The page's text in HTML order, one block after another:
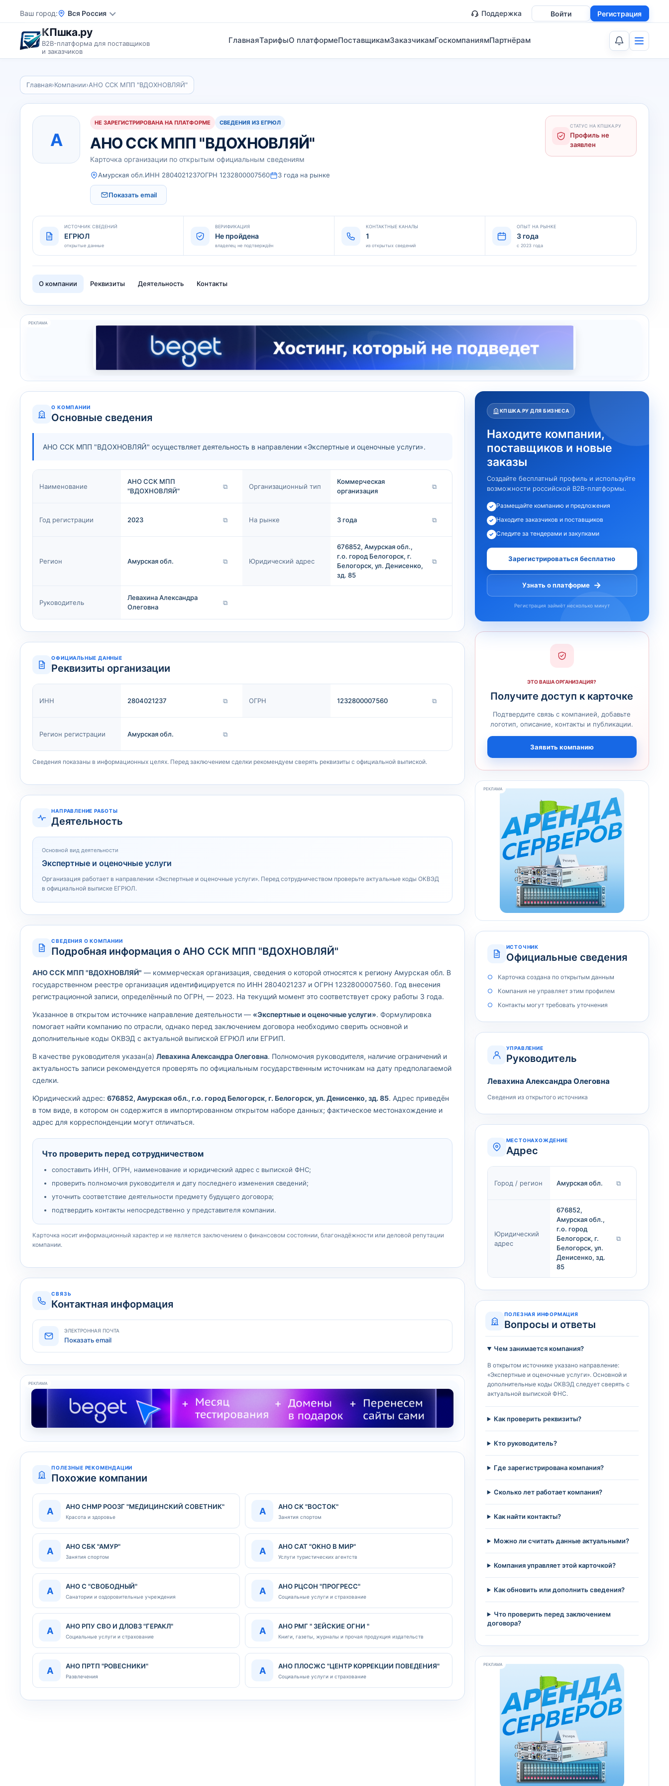
Ваш город Вся Россия Войти Регистрация
Поддержка
КПшка.ру
B2B-платформа для поставщиков
и заказчиков
ГлавнаяТарифыО платформеПоставщикамЗаказчикамГоскомпаниямПартнёрам
Главная›Компании›АНО ССК МПП "ВДОХНОВЛЯЙ"
А
НЕ ЗАРЕГИСТРИРОВАНА НА ПЛАТФОРМЕ СВЕДЕНИЯ ИЗ ЕГРЮЛ
АНО ССК МПП "ВДОХНОВЛЯЙ"
Карточка организации по открытым официальным сведениям
Амурская обл.ИНН 2804021237ОГРН 1232800007560 3 года на рынке
Показать email
СТАТУС НА КПШКА.РУ
Профиль не
заявлен
ИСТОЧНИК СВЕДЕНИЙ
ЕГРЮЛ
открытые данные
ВЕРИФИКАЦИЯ
Не пройдена
владелец не подтверждён
КОНТАКТНЫЕ КАНАЛЫ
1
из открытых сведений
ОПЫТ НА РЫНКЕ
3 года
с 2023 года
О компании Реквизиты Деятельность Контакты
РЕКЛАМА
О КОМПАНИИ
Основные сведения
АНО ССК МПП "ВДОХНОВЛЯЙ" осуществляет деятельность в направлении «Экспертные и оценочные услуги».
Наименование
АНО ССК МПП
"ВДОХНОВЛЯЙ"
⧉ Организационный тип
Коммерческая
организация
⧉
Год регистрации 2023 ⧉ На рынке 3 года ⧉
Регион Амурская обл. ⧉ Юридический адрес
676852, Амурская обл.,
г.о. город Белогорск, г.
Белогорск, ул. Денисенко,
зд. 85
⧉
Руководитель
Левахина Александра
Олеговна
⧉
ОФИЦИАЛЬНЫЕ ДАННЫЕ
Реквизиты организации
ИНН 2804021237 ⧉ ОГРН 1232800007560 ⧉
Регион регистрации Амурская обл. ⧉
Сведения показаны в информационных целях. Перед заключением сделки рекомендуем сверять реквизиты с официальной выпиской.
НАПРАВЛЕНИЕ РАБОТЫ
Деятельность
Основной вид деятельности
Экспертные и оценочные услуги
Организация работает в направлении «Экспертные и оценочные услуги». Перед сотрудничеством проверьте актуальные коды ОКВЭД
в официальной выписке ЕГРЮЛ.
СВЕДЕНИЯ О КОМПАНИИ
Подробная информация о АНО ССК МПП "ВДОХНОВЛЯЙ"
АНО ССК МПП "ВДОХНОВЛЯЙ" — коммерческая организация, сведения о которой относятся к региону Амурская обл. В
государственном реестре организация идентифицируется по ИНН 2804021237 и ОГРН 1232800007560. Год внесения
регистрационной записи, определённый по ОГРН, — 2023. На текущий момент это соответствует сроку работы 3 года.
Указанное в открытом источнике направление деятельности — «Экспертные и оценочные услуги». Формулировка
помогает найти компанию по отрасли, однако перед заключением договора необходимо сверить основной и
дополнительные коды ОКВЭД с актуальной выпиской ЕГРЮЛ или ЕГРИП.
В качестве руководителя указан(а)Левахина Александра Олеговна. Полномочия руководителя, наличие ограничений и
актуальность записи рекомендуется проверять по официальным государственным источникам на дату предполагаемой
сделки.
Юридический адрес:676852, Амурская обл., г.о. город Белогорск, г. Белогорск, ул. Денисенко, зд. 85. Адрес приведён
в том виде, в котором он содержится в импортированном открытом наборе данных; фактическое местонахождение и
адрес для корреспонденции могут отличаться.
Что проверить перед сотрудничеством
сопоставить ИНН, ОГРН, наименование и юридический адрес с выпиской ФНС;
проверить полномочия руководителя и дату последнего изменения сведений;
уточнить соответствие деятельности предмету будущего договора;
подтвердить контакты непосредственно у представителя компании.
Карточка носит информационный характер и не является заключением о финансовом состоянии, благонадёжности или деловой репутации
компании.
СВЯЗЬ
Контактная информация
ЭЛЕКТРОННАЯ ПОЧТА
Показать email
РЕКЛАМА
ПОЛЕЗНЫЕ РЕКОМЕНДАЦИИ
Похожие компании
А АНО СНМР РООЗГ "МЕДИЦИНСКИЙ СОВЕТНИК"
Красота и здоровье
А АНО СК "ВОСТОК"
Занятия спортом
А АНО СБК "АМУР"
Занятия спортом
А АНО САТ "ОКНО В МИР"
Услуги туристических агентств
А АНО С "СВОБОДНЫЙ"
Санатории и оздоровительные учреждения
А АНО РЦСОН "ПРОГРЕСС"
Социальные услуги и страхование
А АНО РПУ СВО И ДЛОВЗ "ГЕРАКЛ"
Социальные услуги и страхование
А АНО РМГ " ЗЕЙСКИЕ ОГНИ "
Книги, газеты, журналы и прочая продукция издательств
А АНО ПРТП "РОВЕСНИКИ"
Развлечения
А АНО ПЛОСЖС "ЦЕНТР КОРРЕКЦИИ ПОВЕДЕНИЯ"
Социальные услуги и страхование
КПШКА.РУ ДЛЯ БИЗНЕСА
Находите компании,
поставщиков и новые
заказы
Создайте бесплатный профиль и используйте
возможности российской B2B-платформы.
✓ Размещайте компанию и предложения
✓ Находите заказчиков и поставщиков
✓ Следите за тендерами и закупками
Зарегистрироваться бесплатно
Узнать о платформе →
Регистрация займёт несколько минут
ЭТО ВАША ОРГАНИЗАЦИЯ?
Получите доступ к карточке
Подтвердите связь с компанией, добавьте
логотип, описание, контакты и публикации.
Заявить компанию
РЕКЛАМА
ИСТОЧНИК
Официальные сведения
Карточка создана по открытым данным
Компания не управляет этим профилем
Контакты могут требовать уточнения
УПРАВЛЕНИЕ
Руководитель
Левахина Александра Олеговна
Сведения из открытого источника
МЕСТОНАХОЖДЕНИЕ
Адрес
Город / регион Амурская обл. ⧉
Юридический
адрес
676852,
Амурская обл.,
г.о. город
Белогорск, г.
Белогорск, ул.
Денисенко, зд.
85
⧉
ПОЛЕЗНАЯ ИНФОРМАЦИЯ
Вопросы и ответы
Чем занимается компания?
В открытом источнике указано направление:
«Экспертные и оценочные услуги». Основной и
дополнительные коды ОКВЭД следует сверять с
актуальной выпиской ФНС.
Как проверить реквизиты?
Кто руководитель?
Где зарегистрирована компания?
Сколько лет работает компания?
Как найти контакты?
Можно ли считать данные актуальными?
Компания управляет этой карточкой?
Как обновить или дополнить сведения?
Что проверить перед заключением
договора?
РЕКЛАМА